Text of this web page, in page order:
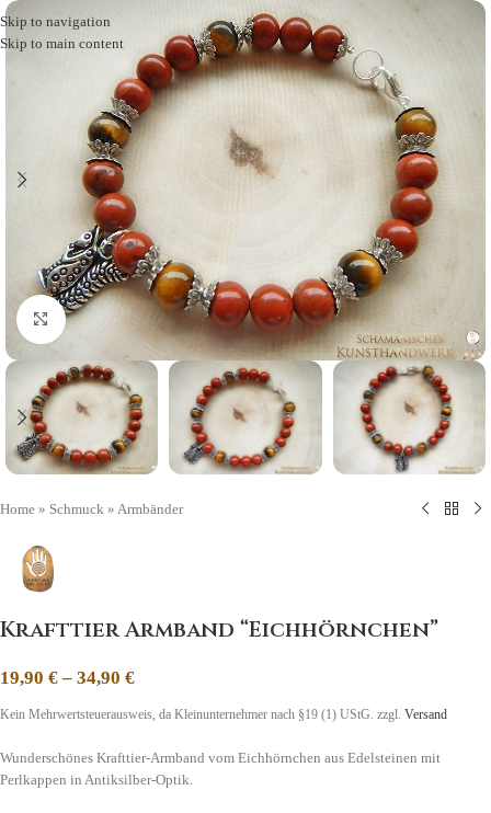
Skip to navigation
Skip to main content
Click to enlarge
Home » Schmuck » Armbänder
Krafttier Armband “Eichhörnchen”
19,90 €– 34,90 €
Kein Mehrwertsteuerausweis, da Kleinunternehmer nach §19 (1) UStG. zzgl. Versand
Wunderschönes Krafttier-Armband vom Eichhörnchen aus Edelsteinen mit
Perlkappen in Antiksilber-Optik.